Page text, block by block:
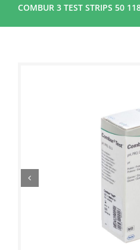
COMBUR 3 TEST STRIPS 50